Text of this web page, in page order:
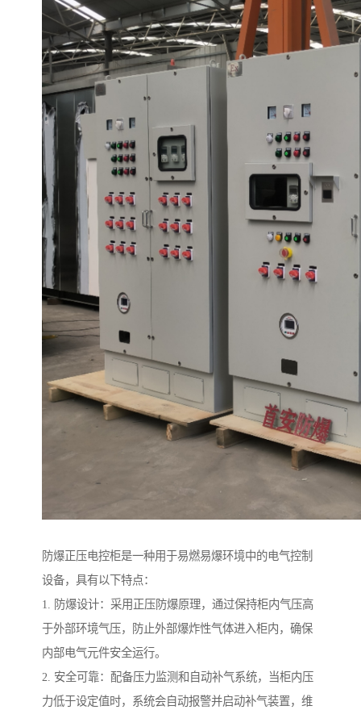
防爆正压电控柜是一种用于易燃易爆环境中的电气控制
设备，具有以下特点：
1. 防爆设计：采用正压防爆原理，通过保持柜内气压高
于外部环境气压，防止外部爆炸性气体进入柜内，确保
内部电气元件安全运行。
2. 安全可靠：配备压力监测和自动补气系统，当柜内压
力低于设定值时，系统会自动报警并启动补气装置，维